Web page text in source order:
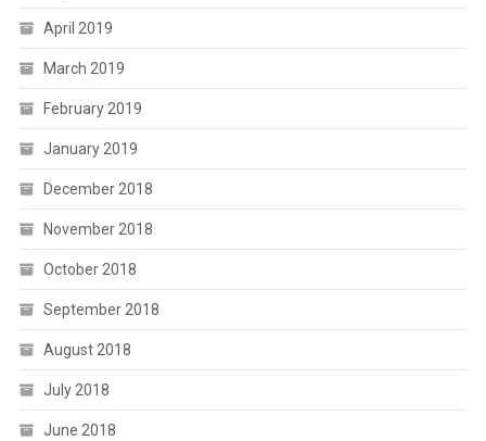
April 2019
March 2019
February 2019
January 2019
December 2018
November 2018
October 2018
September 2018
August 2018
July 2018
June 2018